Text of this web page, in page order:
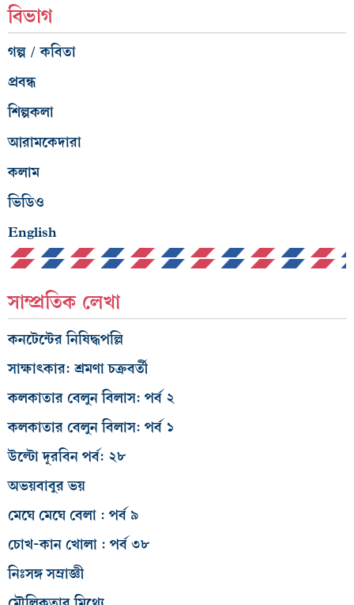
বিভাগ
গল্প / কবিতা
প্রবন্ধ
শিল্পকলা
আরামকেদারা
কলাম
ভিডিও
English
সাম্প্রতিক লেখা
কনটেন্টের নিষিদ্ধপল্লি
সাক্ষাৎকার: শ্রমণা চক্রবর্তী
কলকাতার বেলুন বিলাস: পর্ব ২
কলকাতার বেলুন বিলাস: পর্ব ১
উল্টো দূরবিন পর্ব: ২৮
অভয়বাবুর ভয়
মেঘে মেঘে বেলা : পর্ব ৯
চোখ-কান খোলা : পর্ব ৩৮
নিঃসঙ্গ সম্রাজ্ঞী